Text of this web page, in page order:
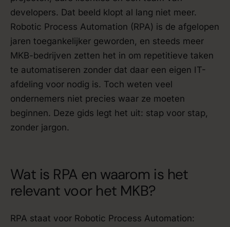
developers. Dat beeld klopt al lang niet meer.
Robotic Process Automation (RPA) is de afgelopen
jaren toegankelijker geworden, en steeds meer
MKB-bedrijven zetten het in om repetitieve taken
te automatiseren zonder dat daar een eigen IT-
afdeling voor nodig is. Toch weten veel
ondernemers niet precies waar ze moeten
beginnen. Deze gids legt het uit: stap voor stap,
zonder jargon.
Wat is RPA en waarom is het
relevant voor het MKB?
RPA staat voor Robotic Process Automation: